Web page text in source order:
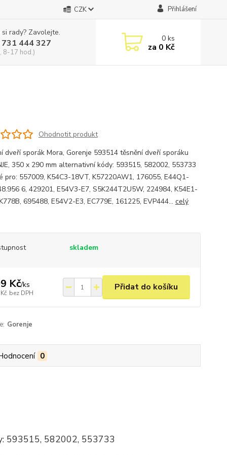
CZK Přihlášení
rady? Zavolejte.
444 327
8-17 hod.)
0ks
za 0 Kč
Ohodnotit produkt
dveří sporák Mora, Gorenje 593514 těsnění dveří sporáku
350 x 290 mm alternativní kódy: 593515, 582002, 553733
pro: 557009, K54C3-18VT, K57220AW1, 176055, E44Q1-
6, 429201, E54V3-E7, S5K244T2U5W, 224984, K54E1-
695488, E54V2-E3, EC779E, 161225, EVP444... celý
skladem
Kč/ks
bez DPH
Přidat do košíku
Gorenje
0
593515, 582002, 553733